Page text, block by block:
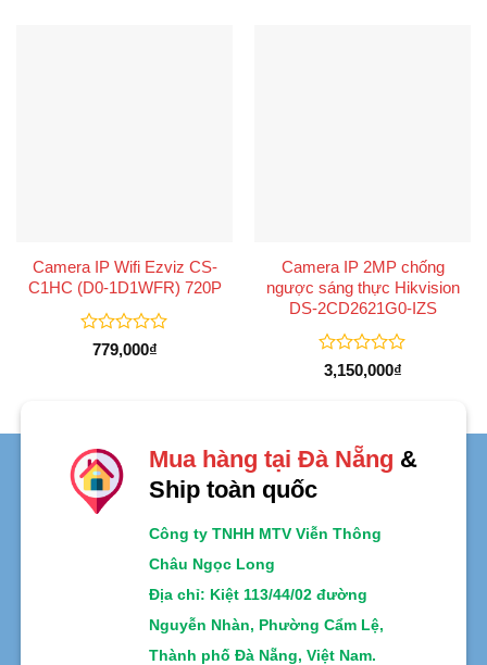
Camera IP Wifi Ezviz CS-
C1HC (D0-1D1WFR) 720P
Được
779,000₫
Camera IP 2MP chống
ngược sáng thực Hikvision
DS-2CD2621G0-IZS
Được
sao
3,150,000₫
Mua hàng tại Đà Nẵng &
Ship toàn quốc
Công ty TNHH MTV Viễn Thông
Châu Ngọc Long
Địa chỉ: Kiệt 113/44/02 đường
Nguyễn Nhàn, Phường Cẩm Lệ,
Thành phố Đà Nẵng, Việt Nam.